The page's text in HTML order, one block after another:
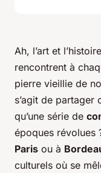
Ah, l’art et
rencontrent à
pierre vieillie de
s’agit de partager
qu’une série de
époques révolues
Paris ou à
culturels où se